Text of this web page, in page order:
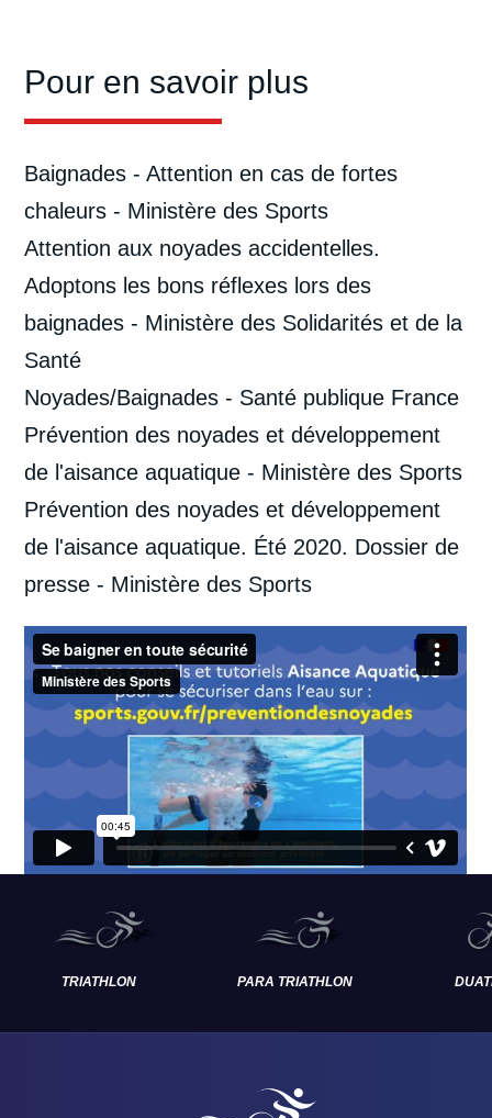
Pour en savoir plus
Baignades - Attention en cas de fortes
chaleurs - Ministère des Sports
Attention aux noyades accidentelles.
Adoptons les bons réflexes lors des
baignades- Ministère des Solidarités et de la
Santé
Noyades/Baignades - Santé publique France
Prévention des noyades et développement
de l'aisance aquatique - Ministère des Sports
Prévention des noyades et développement
de l'aisance aquatique. Été 2020. Dossier de
presse - Ministère des Sports
TRIATHLON PARA TRIATHLON